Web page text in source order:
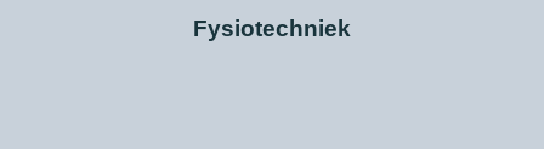
Fysiotechniek